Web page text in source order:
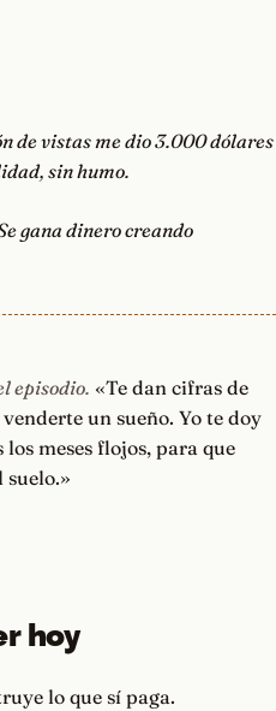
de vistas me dio 3.000 dólares
sin humo.
gana dinero creando
episodio. «Te dan cifras de
un sueño. Yo te doy
meses flojos, para que
suelo.»
hoy
lo que sí paga.